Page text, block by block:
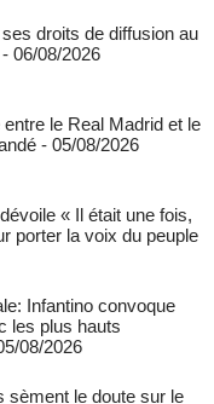
droits de diffusion au
- 06/08/2026
le Real Madrid et le
- 05/08/2026
« Il était une fois,
porter la voix du peuple
Infantino convoque
les plus hauts
08/2026
sèment le doute sur le